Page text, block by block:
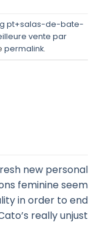
pt+salas-de-bate-
vente par
permalink.
new personal
feminine seem
in order to end
really unjust